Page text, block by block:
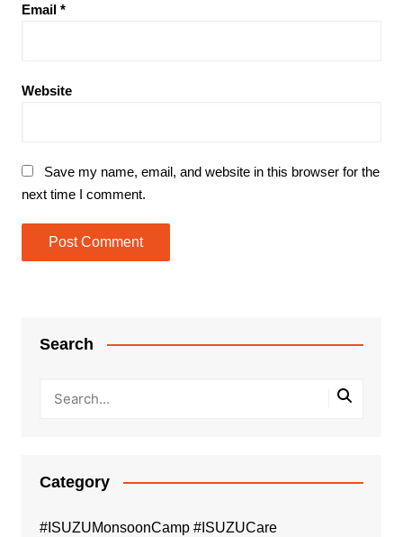
Email *
Website
Save my name, email, and website in this browser for the
next time I comment.
Search
Category
#ISUZUMonsoonCamp #ISUZUCare